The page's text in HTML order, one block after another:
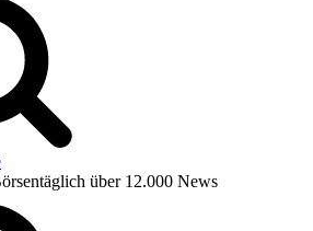
über 12.000 News